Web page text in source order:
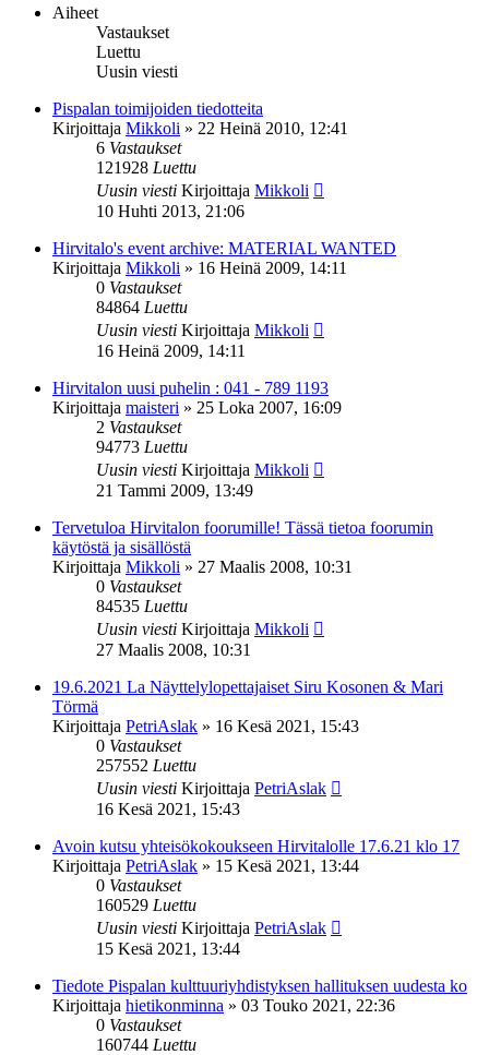
Aiheet
Vastaukset
Luettu
Uusin viesti
Pispalan toimijoiden tiedotteita
Kirjoittaja Mikkoli » 22 Heinä 2010, 12:41
6 Vastaukset
121928 Luettu
Uusin viesti Kirjoittaja Mikkoli
10 Huhti 2013, 21:06
Hirvitalo's event archive: MATERIAL WANTED
Kirjoittaja Mikkoli » 16 Heinä 2009, 14:11
0 Vastaukset
84864 Luettu
Uusin viesti Kirjoittaja Mikkoli
16 Heinä 2009, 14:11
Hirvitalon uusi puhelin : 041 - 789 1193
Kirjoittaja maisteri » 25 Loka 2007, 16:09
2 Vastaukset
94773 Luettu
Uusin viesti Kirjoittaja Mikkoli
21 Tammi 2009, 13:49
Tervetuloa Hirvitalon foorumille! Tässä tietoa foorumin
käytöstä ja sisällöstä
Kirjoittaja Mikkoli » 27 Maalis 2008, 10:31
0 Vastaukset
84535 Luettu
Uusin viesti Kirjoittaja Mikkoli
27 Maalis 2008, 10:31
19.6.2021 La Näyttelylopettajaiset Siru Kosonen & Mari
Törmä
Kirjoittaja PetriAslak » 16 Kesä 2021, 15:43
0 Vastaukset
257552 Luettu
Uusin viesti Kirjoittaja PetriAslak
16 Kesä 2021, 15:43
Avoin kutsu yhteisökokoukseen Hirvitalolle 17.6.21 klo 17
Kirjoittaja PetriAslak » 15 Kesä 2021, 13:44
0 Vastaukset
160529 Luettu
Uusin viesti Kirjoittaja PetriAslak
15 Kesä 2021, 13:44
Tiedote Pispalan kulttuuriyhdistyksen hallituksen uudesta ko
Kirjoittaja hietikonminna » 03 Touko 2021, 22:36
0 Vastaukset
160744 Luettu